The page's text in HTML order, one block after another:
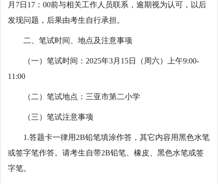
月7日17：00前与相关工作人员联系，逾期视为认可，以后
发现问题，后果由考生自行承担。
二、笔试时间、地点及注意事项
（一）笔试时间：2025年3月15日（周六）上午9:00-
11:00
（二）笔试地点：三亚市第二小学
（三）笔试注意事项
1.答题卡一律用2B铅笔填涂作答，其它内容用黑色水笔
或签字笔作答。请考生自带2B铅笔、橡皮、黑色水笔或签
字笔。